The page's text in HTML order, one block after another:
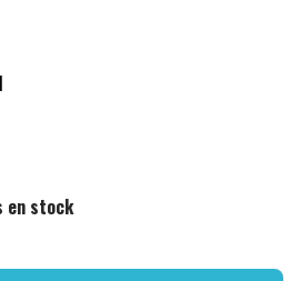
en stock